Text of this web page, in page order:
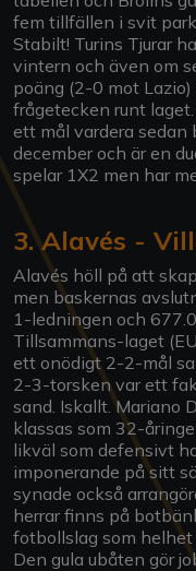
fem tillfällen i svit
Stabilt! Turins Tjurar
vintern och även om
poäng (2-0 mot
frågetecken runt
ett mål vardera sedan
december och är en
spelar 1X2 men har
3. Alavés -
Alavés höll på att
men baskernas
1-ledningen och
Tillsammans-laget
ett onödigt 2-2-mål
2-3-torsken var ett
sand. Iskallt. Mariano
klassas som 32-
likväl som defensivt
imponerande på sitt
synade också
herrar finns på
fotbollslag som
Den gula ubåten gör